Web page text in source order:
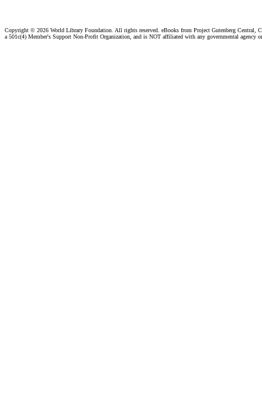
Copyright © 2026 World Library Foundation. All rights reserved. eBooks from Project Gutenberg Central,
a 501c(4) Member's Support Non-Profit Organization, and is NOT affiliated with any governmental agency